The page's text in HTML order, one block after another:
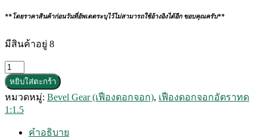
**โดยราคาสินค้าก่อนวันที่อัพเดตระบุไว้ไม่สามารถใช้อ้างอิงได้อีก ขอบคุณครับ**
มีสินค้าอยู่ 8
จำนวน
เฟือง
ดอกจอก
Module
หยิบใส่ตะกร้า
หมวดหมู่: Bevel Gear (เฟืองดอกจอก), เฟืองดอกจอกอัตราทด
1:1.5
คำอธิบาย